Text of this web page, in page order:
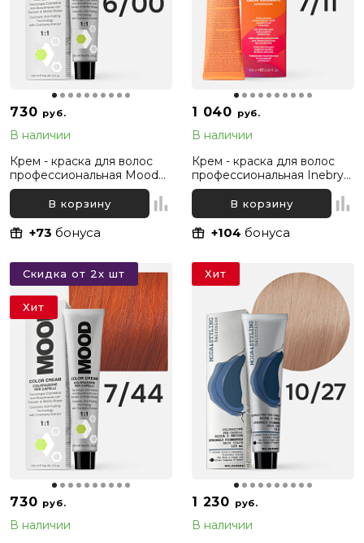
730 руб.
В наличии
Крем - краска для волос
профессиональная Mood
6/00 Темный русый
Интенсивный натуральный,
100 мл
В корзину
+73 бонуса
1 040 руб.
В наличии
Крем - краска для волос
профессиональная Inebrya
Color Professional 7/11
Русый Интенсивный
пепельный, 100 мл
В корзину
+104 бонуса
730 руб.
В наличии
Скидка от 2х шт
Хит
1 230 руб.
В наличии
Хит